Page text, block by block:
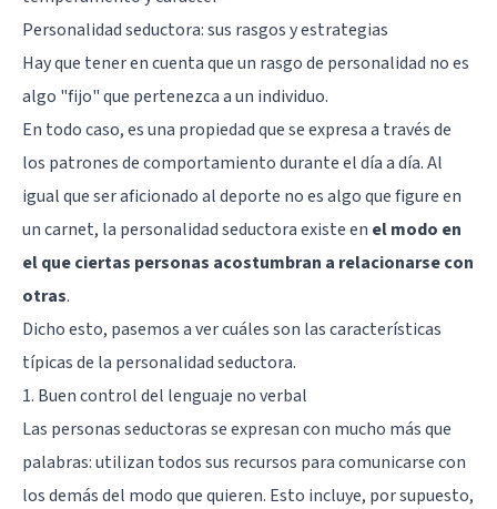
Personalidad seductora: sus rasgos y estrategias
Hay que tener en cuenta que un rasgo de personalidad no es
algo "fijo" que pertenezca a un individuo.
En todo caso, es una propiedad que se expresa a través de
los patrones de comportamiento durante el día a día. Al
igual que ser aficionado al deporte no es algo que figure en
un carnet, la personalidad seductora existe en el modo en
el que ciertas personas acostumbran a relacionarse con
otras.
Dicho esto, pasemos a ver cuáles son las características
típicas de la personalidad seductora.
1. Buen control del lenguaje no verbal
Las personas seductoras se expresan con mucho más que
palabras: utilizan todos sus recursos para comunicarse con
los demás del modo que quieren. Esto incluye, por supuesto,